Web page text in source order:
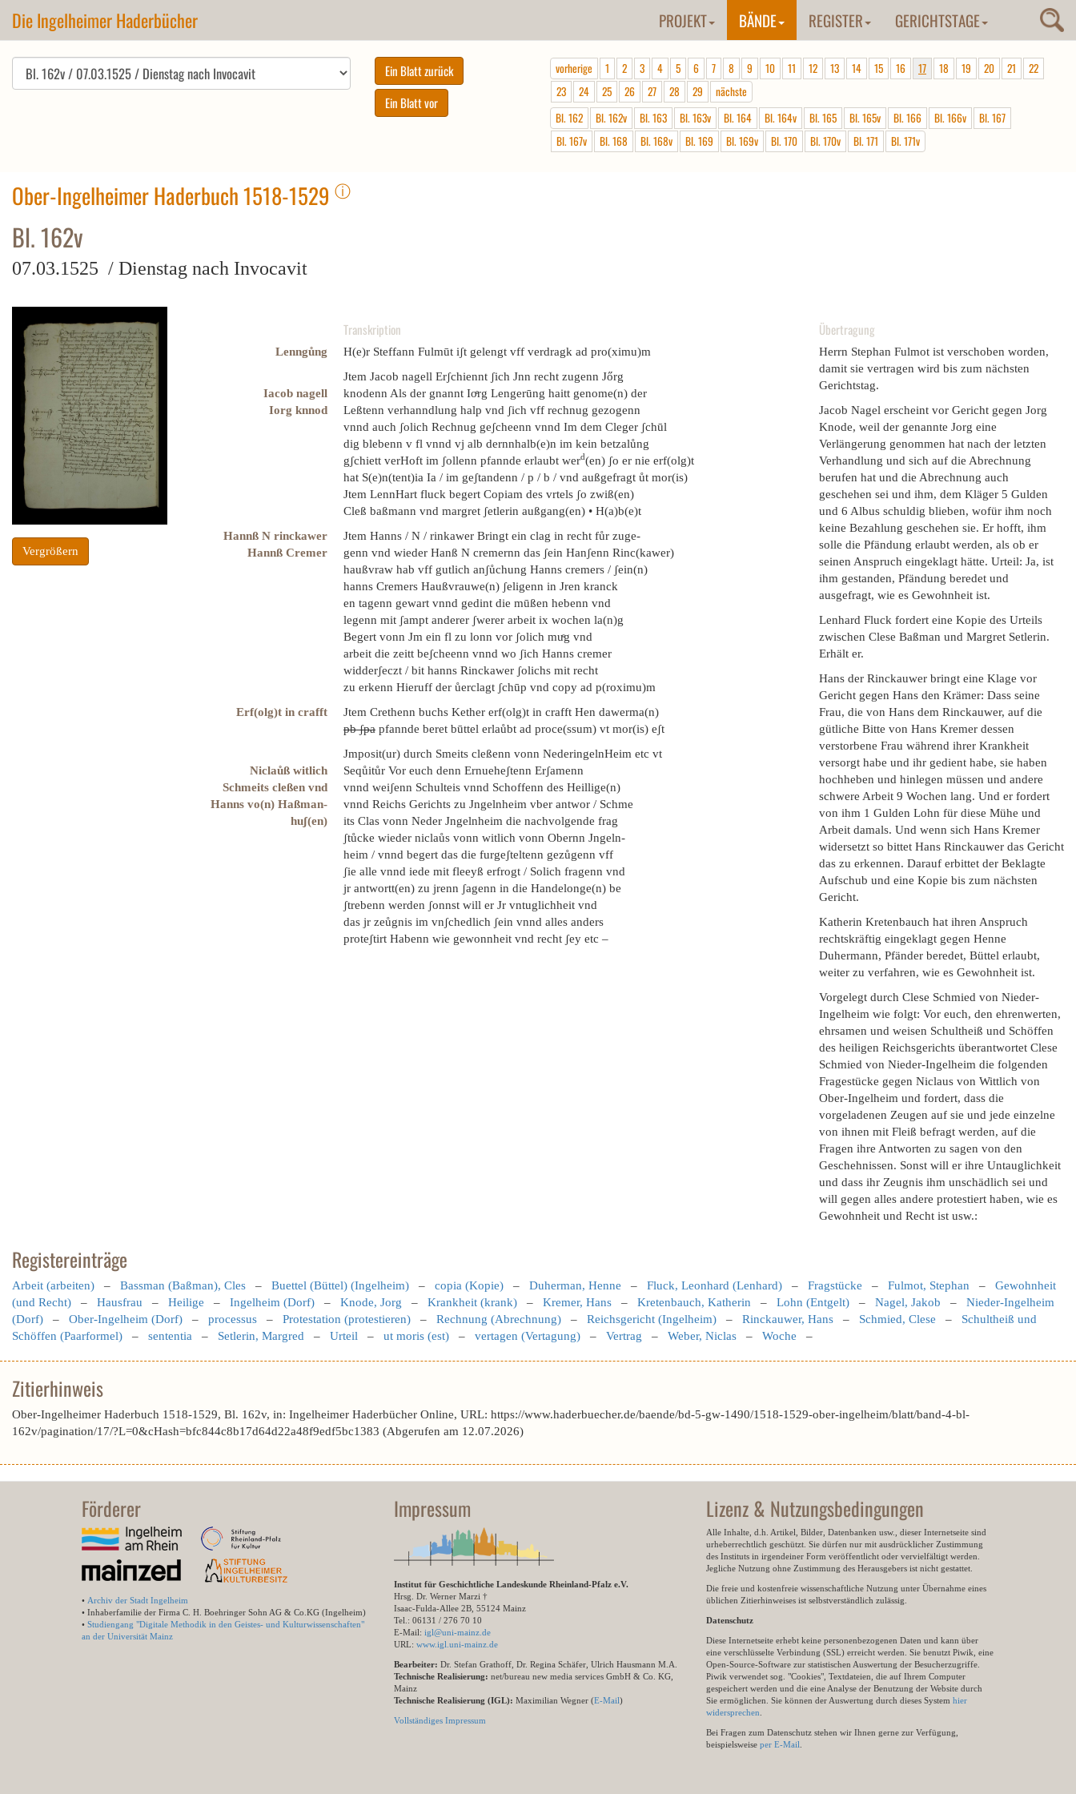
Die Ingelheimer Haderbücher PROJEKT BÄNDE REGISTER GERICHTSTAGE
vorherige 1 2 3 4 5 6 7 8 9 10 11 12 13 14 15 16 17 18 19 20 21
22
23
24 25 26 27 28 29
nächste
Bl. 162
Bl. 162v Bl. 163 Bl. 163v Bl. 164 Bl. 164v Bl. 165 Bl. 165v Bl. 166 Bl. 166v
Bl. 167
Bl. 167v
Bl. 168 Bl. 168v Bl. 169 Bl. 169v Bl. 170 Bl. 170v Bl. 171 Bl. 171v
Ober-Ingelheimer Haderbuch 1518-1529 ⓘ
Bl. 162v
07.03.1525 / Dienstag nach Invocavit
Vergrößern
Transkription
Lenngůng
H(e)r Steffann Fulmūt iʃt gelengt vff verdragk ad pro(ximu)m
Jtem Jacob nagell Erʃchiennt ʃich Jnn recht zugenn Jőrg
Iacob nagell
knodenn Als der gnannt Ioͤrg Lengerūng haitt genome(n) der
Iorg knnod
Leßtenn verhanndlung halp vnd ʃich vff rechnug gezogenn
vnnd auch ʃolich Rechnug geʃcheenn vnnd Im dem Cleger ʃchūl
dig blebenn v fl vnnd vj alb dernnhalb(e)n im kein betzalůng
gʃchiett verHoft im ʃollenn pfannde erlaubt werd(en) ʃo er nie erf(olg)t
hat S(e)n(tent)ia Ia / im geʃtandenn / p / b / vnd außgefragt ůt mor(is)
Jtem LennHart fluck begert Copiam des vrtels ʃo zwiß(en)
Cleß baßmann vnd margret ʃetlerin außgang(en) • H(a)b(e)t
Hannß N rinckawer
Jtem Hanns / N / rinkawer Bringt ein clag in recht fůr zuge-
Hannß Cremer
genn vnd wieder Hanß N cremernn das ʃein Hanʃenn Rinc(kawer)
haußvraw hab vff gutlich anʃůchung Hanns cremers / ʃein(n)
hanns Cremers Haußvrauwe(n) ʃeligenn in Jren kranck
en tagenn gewart vnnd gedint die mūßen hebenn vnd
legenn mit ʃampt anderer ʃwerer arbeit ix wochen la(n)g
Begert vonn Jm ein fl zu lonn vor ʃolich muͤg vnd
arbeit die zeitt beʃcheenn vnnd wo ʃich Hanns cremer
widderʃeczt / bit hanns Rinckawer ʃolichs mit recht
zu erkenn Hieruff der ůerclagt ʃchūp vnd copy ad p(roximu)m
Erf(olg)t in crafft
Jtem Crethenn buchs Kether erf(olg)t in crafft Hen dawerma(n)
pb ʃpa pfannde beret būttel erlaůbt ad proce(ssum) vt mor(is) eʃt
Jmposit(ur) durch Smeits cleßenn vonn NederingelnHeim etc vt
Niclaůß witlich
Seqůitůr Vor euch denn Ernueheʃtenn Erʃamenn
Schmeits cleßen vnd
vnnd weiʃenn Schulteis vnnd Schoffenn des Heillige(n)
Hanns vo(n) Haßman-
vnnd Reichs Gerichts zu Jngelnheim vber antwor / Schme
huʃ(en)
its Clas vonn Neder Jngelnheim die nachvolgende frag
ʃtůcke wieder niclaůs vonn witlich vonn Obernn Jngeln-
heim / vnnd begert das die furgeʃteltenn gezůgenn vff
ʃie alle vnnd iede mit fleeyß erfrogt / Solich fragenn vnd
jr antwortt(en) zu jrenn ʃagenn in die Handelonge(n) be
ʃtrebenn werden ʃonnst will er Jr vntuglichheit vnd
das jr zeůgnis im vnʃchedlich ʃein vnnd alles anders
proteʃtirt Habenn wie gewonnheit vnd recht ʃey etc –
Übertragung
Herrn Stephan Fulmot ist verschoben worden,
damit sie vertragen wird bis zum nächsten
Gerichtstag.
Jacob Nagel erscheint vor Gericht gegen Jorg
Knode, weil der genannte Jorg eine
Verlängerung genommen hat nach der letzten
Verhandlung und sich auf die Abrechnung
berufen hat und die Abrechnung auch
geschehen sei und ihm, dem Kläger 5 Gulden
und 6 Albus schuldig blieben, wofür ihm noch
keine Bezahlung geschehen sie. Er hofft, ihm
solle die Pfändung erlaubt werden, als ob er
seinen Anspruch eingeklagt hätte. Urteil: Ja, ist
ihm gestanden, Pfändung beredet und
ausgefragt, wie es Gewohnheit ist.
Lenhard Fluck fordert eine Kopie des Urteils
zwischen Clese Baßman und Margret Setlerin.
Erhält er.
Hans der Rinckauwer bringt eine Klage vor
Gericht gegen Hans den Krämer: Dass seine
Frau, die von Hans dem Rinckauwer, auf die
gütliche Bitte von Hans Kremer dessen
verstorbene Frau während ihrer Krankheit
versorgt habe und ihr gedient habe, sie haben
hochheben und hinlegen müssen und andere
schwere Arbeit 9 Wochen lang. Und er fordert
von ihm 1 Gulden Lohn für diese Mühe und
Arbeit damals. Und wenn sich Hans Kremer
widersetzt so bittet Hans Rinckauwer das Gericht
das zu erkennen. Darauf erbittet der Beklagte
Aufschub und eine Kopie bis zum nächsten
Gericht.
Katherin Kretenbauch hat ihren Anspruch
rechtskräftig eingeklagt gegen Henne
Duhermann, Pfänder beredet, Büttel erlaubt,
weiter zu verfahren, wie es Gewohnheit ist.
Vorgelegt durch Clese Schmied von Nieder-
Ingelheim wie folgt: Vor euch, den ehrenwerten,
ehrsamen und weisen Schultheiß und Schöffen
des heiligen Reichsgerichts überantwortet Clese
Schmied von Nieder-Ingelheim die folgenden
Fragestücke gegen Niclaus von Wittlich von
Ober-Ingelheim und fordert, dass die
vorgeladenen Zeugen auf sie und jede einzelne
von ihnen mit Fleiß befragt werden, auf die
Fragen ihre Antworten zu sagen von den
Geschehnissen. Sonst will er ihre Untauglichkeit
und dass ihr Zeugnis ihm unschädlich sei und
will gegen alles andere protestiert haben, wie es
Gewohnheit und Recht ist usw.:
Registereinträge
Arbeit (arbeiten) – Bassman (Baßman), Cles – Buettel (Büttel) (Ingelheim) – copia (Kopie) – Duherman, Henne – Fluck, Leonhard (Lenhard) – Fragstücke – Fulmot, Stephan – Gewohnheit
(und Recht) – Hausfrau – Heilige – Ingelheim (Dorf) – Knode, Jorg – Krankheit (krank) – Kremer, Hans – Kretenbauch, Katherin – Lohn (Entgelt) – Nagel, Jakob – Nieder-Ingelheim
(Dorf) – Ober-Ingelheim (Dorf) – processus – Protestation (protestieren) – Rechnung (Abrechnung) – Reichsgericht (Ingelheim) – Rinckauwer, Hans – Schmied, Clese – Schultheiß und
Schöffen (Paarformel) – sententia – Setlerin, Margred – Urteil – ut moris (est) – vertagen (Vertagung) – Vertrag – Weber, Niclas – Woche –
Zitierhinweis
Ober-Ingelheimer Haderbuch 1518-1529, Bl. 162v, in: Ingelheimer Haderbücher Online, URL: https://www.haderbuecher.de/baende/bd-5-gw-1490/1518-1529-ober-ingelheim/blatt/band-4-bl-
162v/pagination/17/?L=0&cHash=bfc844c8b17d64d22a48f9edf5bc1383 (Abgerufen am 12.07.2026)
Förderer
• Archiv der Stadt Ingelheim
• Inhaberfamilie der Firma C. H. Boehringer Sohn AG & Co.KG (Ingelheim)
• Studiengang "Digitale Methodik in den Geistes- und Kulturwissenschaften"
an der Universität Mainz
Impressum
Institut für Geschichtliche Landeskunde Rheinland-Pfalz e.V.
Hrsg. Dr. Werner Marzi †
Isaac-Fulda-Allee 2B, 55124 Mainz
Tel.: 06131 / 276 70 10
E-Mail: igl@uni-mainz.de
URL: www.igl.uni-mainz.de
Bearbeiter: Dr. Stefan Grathoff, Dr. Regina Schäfer, Ulrich Hausmann M.A.
Technische Realisierung: net/bureau new media services GmbH & Co. KG,
Mainz
Technische Realisierung (IGL): Maximilian Wegner (E-Mail)
Vollständiges Impressum
Lizenz & Nutzungsbedingungen
Alle Inhalte, d.h. Artikel, Bilder, Datenbanken usw., dieser Internetseite sind
urheberrechtlich geschützt. Sie dürfen nur mit ausdrücklicher Zustimmung
des Instituts in irgendeiner Form veröffentlicht oder vervielfältigt werden.
Jegliche Nutzung ohne Zustimmung des Herausgebers ist nicht gestattet.
Die freie und kostenfreie wissenschaftliche Nutzung unter Übernahme eines
üblichen Zitierhinweises ist selbstverständlich zulässig.
Datenschutz
Diese Internetseite erhebt keine personenbezogenen Daten und kann über
eine verschlüsselte Verbindung (SSL) erreicht werden. Sie benutzt Piwik, eine
Open-Source-Software zur statistischen Auswertung der Besucherzugriffe.
Piwik verwendet sog. "Cookies", Textdateien, die auf Ihrem Computer
gespeichert werden und die eine Analyse der Benutzung der Website durch
Sie ermöglichen. Sie können der Auswertung durch dieses System hier
widersprechen
Bei Fragen zum Datenschutz stehen wir Ihnen gerne zur Verfügung,
beispielsweise per E-Mail